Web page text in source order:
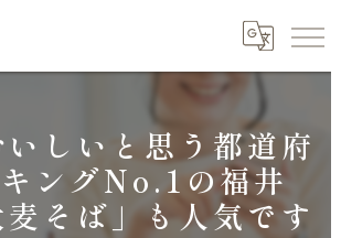
しいと思う都道府
ングNo.1の福井
そば」も人気です